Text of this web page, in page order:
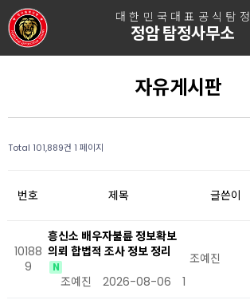
대한민국대표공식탐정
정암 탐정사무소
자유게시판
Total 101,889건 1 페이지
번호 제목 글쓴이
10188
9
흥신소 배우자불륜 정보확보
의뢰 합법적 조사 정보 정리
N
조예진 2026-08-06 1
조예진